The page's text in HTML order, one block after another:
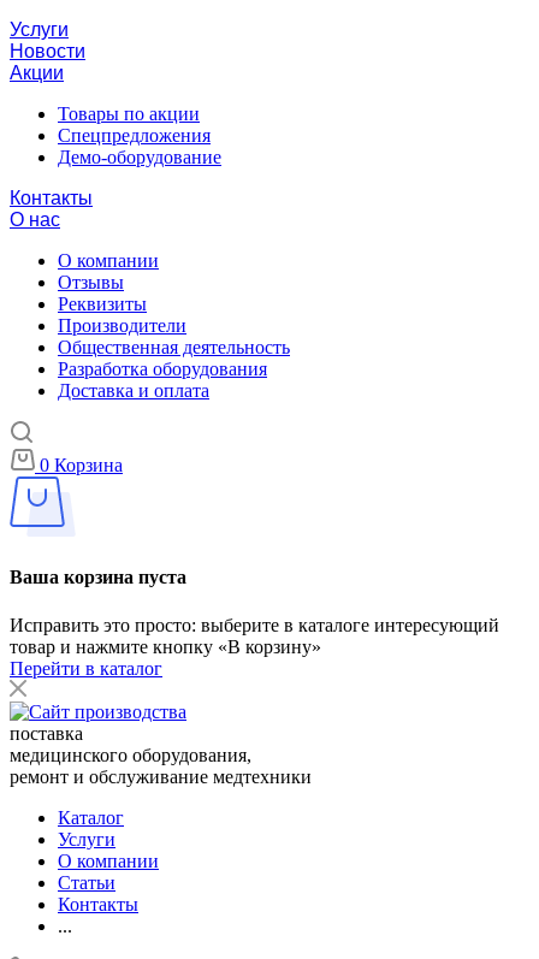
Услуги
Новости
Акции
Товары по акции
Спецпредложения
Демо-оборудование
Контакты
О нас
О компании
Отзывы
Реквизиты
Производители
Общественная деятельность
Разработка оборудования
Доставка и оплата
0 Корзина
Ваша корзина пуста
Исправить это просто: выберите в каталоге интересующий
товар и нажмите кнопку «В корзину»
Перейти в каталог
поставка
медицинского оборудования,
ремонт и обслуживание медтехники
Каталог
Услуги
О компании
Статьи
Контакты
...